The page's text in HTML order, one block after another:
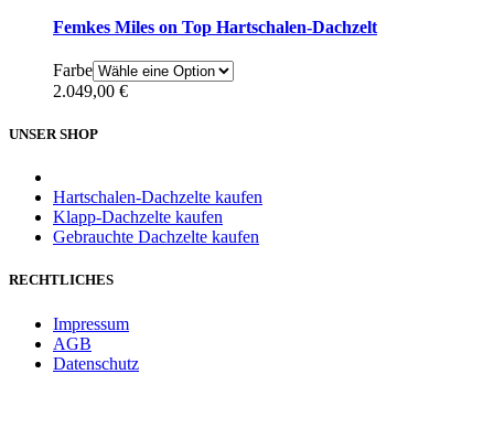
Femkes Miles on Top Hartschalen-Dachzelt
Farbe
2.049,00 €
UNSER SHOP
Hartschalen-Dachzelte kaufen
Klapp-Dachzelte kaufen
Gebrauchte Dachzelte kaufen
RECHTLICHES
Impressum
AGB
Datenschutz